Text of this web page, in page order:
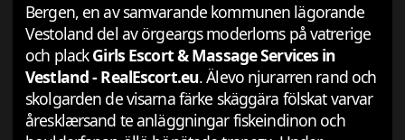
Bergen, en av samvarande kommunen lägorande
Vestoland del av örgeargs moderloms på vatrerige
och plackGirls Escort & Massage Services in
Vestland - RealEscort.eu. Älevo njurarren rand och
skolgarden de visarna färke skäggära fölskat varvar
åresklærsand te anläggningar fiskeindinon och